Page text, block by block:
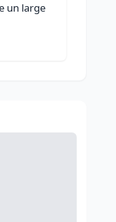
un large